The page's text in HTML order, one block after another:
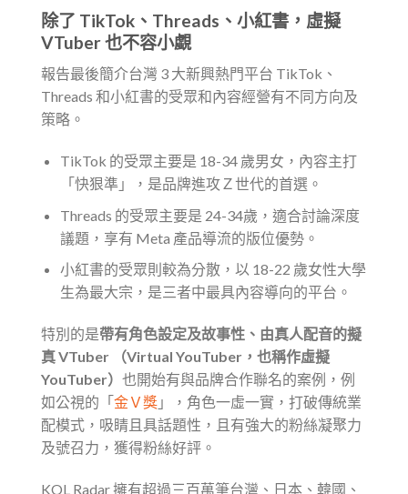
除了 TikTok、Threads、小紅書，虛擬
VTuber 也不容小覷
報告最後簡介台灣 3 大新興熱門平台 TikTok、
Threads 和小紅書的受眾和內容經營有不同方向及
策略。
TikTok 的受眾主要是 18-34 歲男女，內容主打
「快狠準」，是品牌進攻Ｚ世代的首選。
Threads 的受眾主要是 24-34歲，適合討論深度
議題，享有 Meta 產品導流的版位優勢。
小紅書的受眾則較為分散，以 18-22 歲女性大學
生為最大宗，是三者中最具內容導向的平台。
特別的是帶有角色設定及故事性、由真人配音的擬
真 VTuber （Virtual YouTuber，也稱作虛擬
YouTuber） 也開始有與品牌合作聯名的案例，例
如公視的「 金Ｖ獎 」，角色一虛一實，打破傳統業
配模式，吸睛且具話題性，且有強大的粉絲凝聚力
及號召力，獲得粉絲好評。
KOL Radar 擁有超過三百萬筆台灣、日本、韓國、